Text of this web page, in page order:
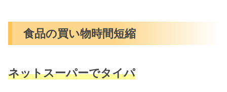
食品の買い物時間短縮
ネットスーパーでタイパ